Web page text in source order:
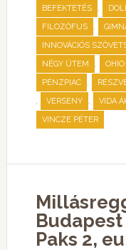
BEFEKTETÉS ,
FILOZÓFUS ,
INNOVÁCIÓS
NÉGY ÜTEM , OHIO
PÉNZPIAC ,
, VERSENY , VIDA
VINCZE PÉTER
Paks 2,